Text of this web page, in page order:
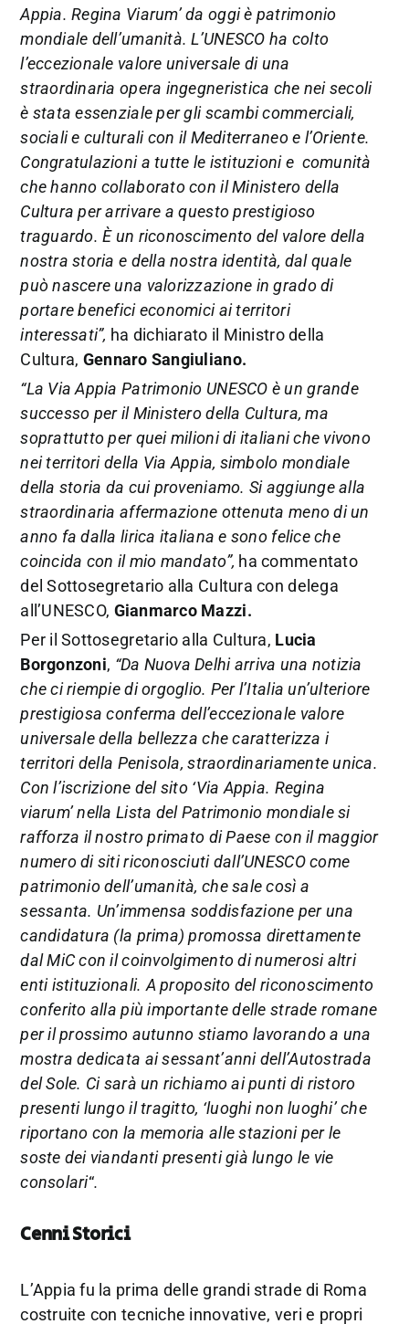
Appia. Regina Viarum’ da oggi è patrimonio
mondiale dell’umanità. L’UNESCO ha colto
l’eccezionale valore universale di una
straordinaria opera ingegneristica che nei secoli
è stata essenziale per gli scambi commerciali,
sociali e culturali con il Mediterraneo e l’Oriente.
Congratulazioni a tutte le istituzioni e comunità
che hanno collaborato con il Ministero della
Cultura per arrivare a questo prestigioso
traguardo. È un riconoscimento del valore della
nostra storia e della nostra identità, dal quale
può nascere una valorizzazione in grado di
portare benefici economici ai territori
interessati”, ha dichiarato il Ministro della
Cultura, Gennaro Sangiuliano.
“La Via Appia Patrimonio UNESCO è un grande
successo per il Ministero della Cultura, ma
soprattutto per quei milioni di italiani che vivono
nei territori della Via Appia, simbolo mondiale
della storia da cui proveniamo. Si aggiunge alla
straordinaria affermazione ottenuta meno di un
anno fa dalla lirica italiana e sono felice che
coincida con il mio mandato”, ha commentato
del Sottosegretario alla Cultura con delega
all’UNESCO, Gianmarco Mazzi.
Per il Sottosegretario alla Cultura, Lucia
Borgonzoni, “Da Nuova Delhi arriva una notizia
che ci riempie di orgoglio. Per l’Italia un’ulteriore
prestigiosa conferma dell’eccezionale valore
universale della bellezza che caratterizza i
territori della Penisola, straordinariamente unica.
Con l’iscrizione del sito ‘Via Appia. Regina
viarum’ nella Lista del Patrimonio mondiale si
rafforza il nostro primato di Paese con il maggior
numero di siti riconosciuti dall’UNESCO come
patrimonio dell’umanità, che sale così a
sessanta. Un’immensa soddisfazione per una
candidatura (la prima) promossa direttamente
dal MiC con il coinvolgimento di numerosi altri
enti istituzionali. A proposito del riconoscimento
conferito alla più importante delle strade romane
per il prossimo autunno stiamo lavorando a una
mostra dedicata ai sessant’anni dell’Autostrada
del Sole. Ci sarà un richiamo ai punti di ristoro
presenti lungo il tragitto, ‘luoghi non luoghi’ che
riportano con la memoria alle stazioni per le
soste dei viandanti presenti già lungo le vie
consolari“.
Cenni Storici
L’Appia fu la prima delle grandi strade di Roma
costruite con tecniche innovative, veri e propri